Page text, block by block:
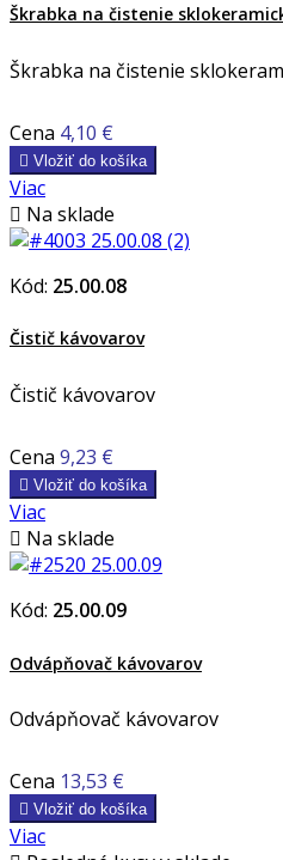
Škrabka na čistenie
Škrabka na čistenie
Cena 4,10 €
 Vložiť do košíka
Viac
 Na sklade
Kód: 25.00.08
Čistič kávovarov
Čistič kávovarov
Cena 9,23 €
 Vložiť do košíka
Viac
 Na sklade
Kód: 25.00.09
Odvápňovač kávovarov
Odvápňovač kávovarov
Cena 13,53 €
 Vložiť do košíka
Viac